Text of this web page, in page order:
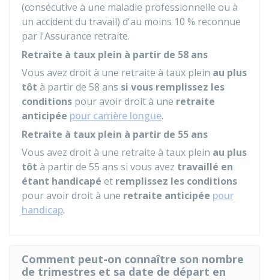
(consécutive à une maladie professionnelle ou à
un accident du travail) d'au moins 10 % reconnue
par l'Assurance retraite.
Retraite à taux plein à partir de 58 ans
Vous avez droit à une retraite à taux plein au plus
tôt à partir de 58 ans si vous remplissez les
conditions pour avoir droit à une retraite
anticipée pour carrière longue.
Retraite à taux plein à partir de 55 ans
Vous avez droit à une retraite à taux plein au plus
tôt à partir de 55 ans si vous avez travaillé en
étant handicapé et remplissez les conditions
pour avoir droit à une retraite anticipée pour
handicap.
Comment peut-on connaître son nombre
de trimestres et sa date de départ en